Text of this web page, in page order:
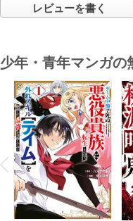
レビューを書く
少年・青年マンガの
P
r
e
v
i
o
u
s